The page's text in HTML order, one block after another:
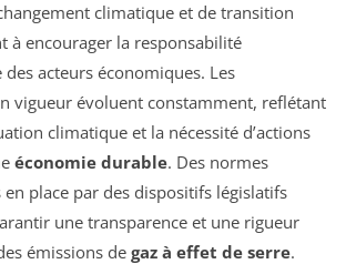
climatique et de transition
à encourager la responsabilité
acteurs économiques. Les
vigueur évoluent constamment, reflétant
climatique et la nécessité d’actions
économie durable. Des normes
place par des dispositifs législatifs
une transparence et une rigueur
émissions de gaz à effet de serre.